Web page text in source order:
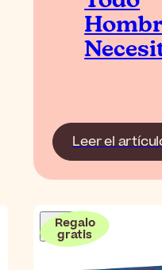
Leer el
Regalo
gratis